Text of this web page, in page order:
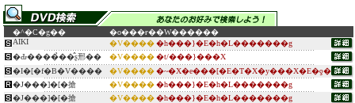
�^�C�g�� �o���ғ��W������
AIKI
�V�����h���}�E�h�L�������g
�Ԃ����̉��̂ʂ邢��
�V�����t/���}���X
�I�[�f�B�V����
�V�����~�X�e���[�E�T�X�y���X�E�ƍ�
�J���]�[�搶
�V�����h���}�E�h�L�������g
�J���]�[�搶
�V�����h���}�E�h�L�������g